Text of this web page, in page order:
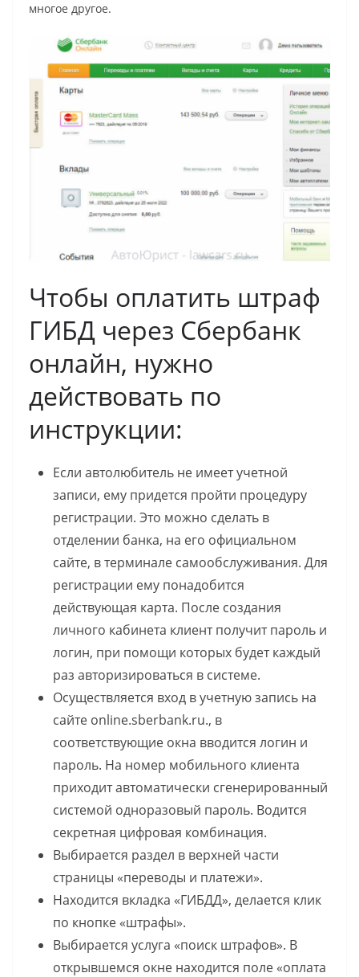
многое другое.
Чтобы оплатить штраф
ГИБД через Сбербанк
онлайн, нужно
действовать по
инструкции:
Если автолюбитель не имеет учетной
записи, ему придется пройти процедуру
регистрации. Это можно сделать в
отделении банка, на его официальном
сайте, в терминале самообслуживания. Для
регистрации ему понадобится
действующая карта. После создания
личного кабинета клиент получит пароль и
логин, при помощи которых будет каждый
раз авторизироваться в системе.
Осуществляется вход в учетную запись на
сайте online.sberbank.ru., в
соответствующие окна вводится логин и
пароль. На номер мобильного клиента
приходит автоматически сгенерированный
системой одноразовый пароль. Водится
секретная цифровая комбинация.
Выбирается раздел в верхней части
страницы «переводы и платежи».
Находится вкладка «ГИБДД», делается клик
по кнопке «штрафы».
Выбирается услуга «поиск штрафов». В
открывшемся окне находится поле «оплата